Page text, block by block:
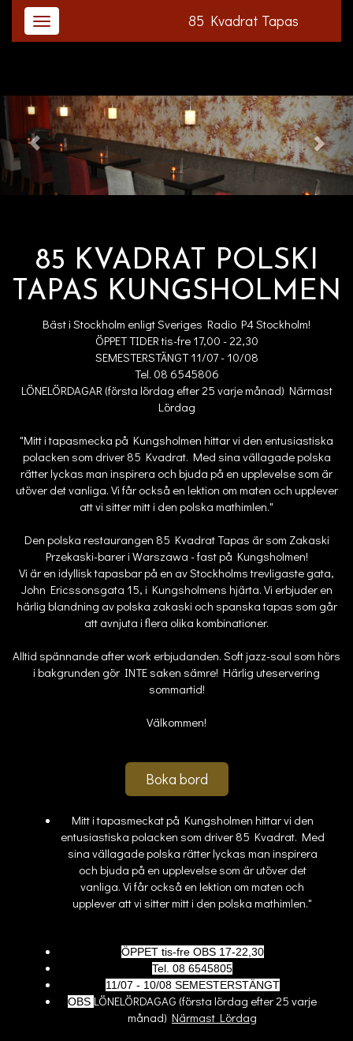
85 Kvadrat Tapas
85 KVADRAT POLSKI
TAPAS KUNGSHOLMEN
Bäst i Stockholm enligt Sveriges Radio P4 Stockholm!
ÖPPET TIDER tis-fre 17,00 - 22,30
SEMESTERSTÄNGT 11/07 - 10/08
Tel. 08 6545806
LÖNELÖRDAGAR (första lördag efter 25 varje månad) Närmast
Lördag
"Mitt i tapasmecka på Kungsholmen hittar vi den entusiastiska
polacken som driver 85 Kvadrat. Med sina vällagade polska
rätter lyckas man inspirera och bjuda på en upplevelse som är
utöver det vanliga. Vi får också en lektion om maten och upplever
att vi sitter mitt i den polska mathimlen."
Den polska restaurangen 85 Kvadrat Tapas är som Zakaski
Przekaski-barer i Warszawa - fast på Kungsholmen!
Vi är en idyllisk tapasbar på en av Stockholms trevligaste gata,
John Ericssonsgata 15, i Kungsholmens hjärta. Vi erbjuder en
härlig blandning av polska zakaski och spanska tapas som går
att avnjuta i flera olika kombinationer.
Alltid spännande after work erbjudanden. Soft jazz-soul som hörs
i bakgrunden gör INTE saken sämre! Härlig uteservering
sommartid!
Välkommen!
Boka bord
Mitt i tapasmeckat på Kungsholmen hittar vi den
entusiastiska polacken som driver 85 Kvadrat. Med
sina vällagade polska rätter lyckas man inspirera
och bjuda på en upplevelse som är utöver det
vanliga. Vi får också en lektion om maten och
upplever att vi sitter mitt i den polska mathimlen."
ÖPPET tis-fre OBS 17-22,30
Tel. 08 6545805
11/07 - 10/08 SEMESTERSTÄNGT
OBS LÖNELÖRDAGAG (första lördag efter 25 varje
månad) Närmast Lördag